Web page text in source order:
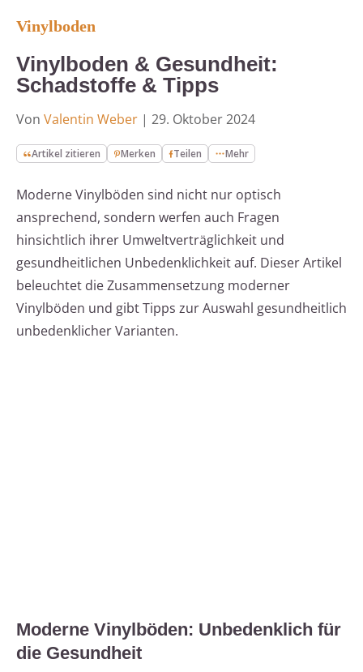
Vinylboden
Vinylboden & Gesundheit:
Schadstoffe & Tipps
Von Valentin Weber | 29. Oktober 2024
Artikel zitieren Merken Teilen Mehr
Moderne Vinylböden sind nicht nur optisch
ansprechend, sondern werfen auch Fragen
hinsichtlich ihrer Umweltverträglichkeit und
gesundheitlichen Unbedenklichkeit auf. Dieser Artikel
beleuchtet die Zusammensetzung moderner
Vinylböden und gibt Tipps zur Auswahl gesundheitlich
unbedenklicher Varianten.
Moderne Vinylböden: Unbedenklich für
die Gesundheit